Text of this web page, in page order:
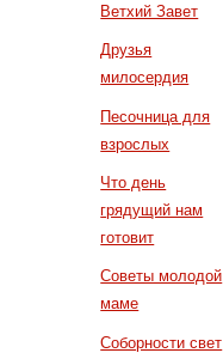
Ветхий Завет
Друзья
милосердия
Песочница для
взрослых
Что день
грядущий нам
готовит
Советы молодой
маме
Соборности свет